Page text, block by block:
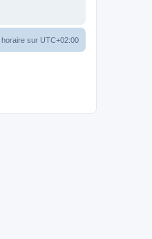
horaire sur UTC+02:00